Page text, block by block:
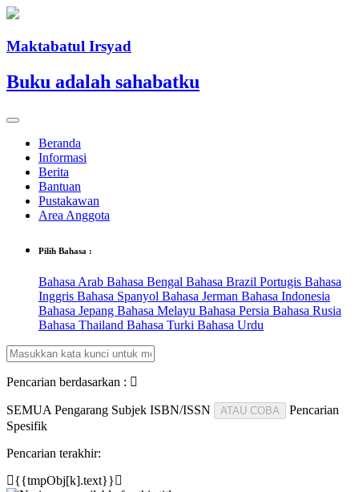
Maktabatul Irsyad
Buku adalah sahabatku
Beranda
Informasi
Berita
Bantuan
Pustakawan
Area Anggota
Pilih Bahasa :
Bahasa Arab Bahasa Bengal Bahasa Brazil Portugis Bahasa
Inggris Bahasa Spanyol Bahasa Jerman Bahasa Indonesia
Bahasa Jepang Bahasa Melayu Bahasa Persia Bahasa Rusia
Bahasa Thailand Bahasa Turki Bahasa Urdu
Pencarian berdasarkan :
SEMUA Pengarang Subjek ISBN/ISSN ATAU COBA
Pencarian
Spesifik
Pencarian terakhir:
{{tmpObj[k].text}}